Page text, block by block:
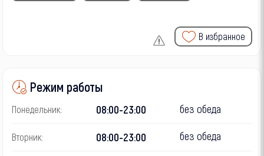
В избранное
Режим работы
Понедельник: 08:00-23:00 без обеда
Вторник: 08:00-23:00 без обеда